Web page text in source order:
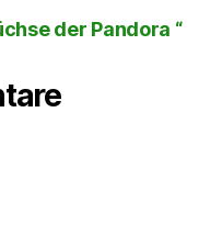
der Pandora “